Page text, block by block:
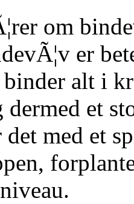
om
er
alt i
dermed et
med et